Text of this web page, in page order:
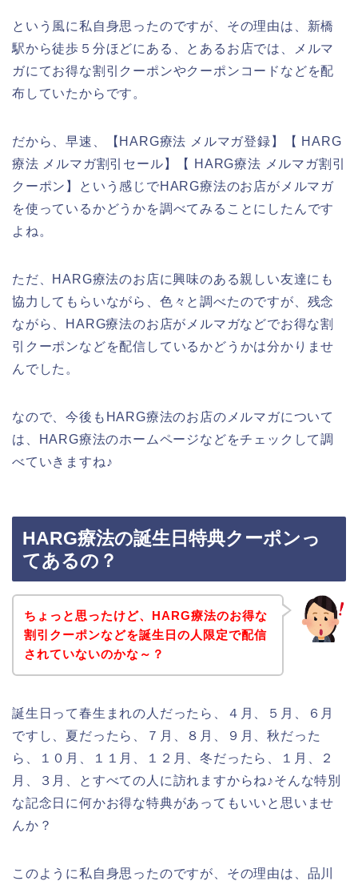
という風に私自身思ったのですが、その理由は、新橋
駅から徒歩５分ほどにある、とあるお店では、メルマ
ガにてお得な割引クーポンやクーポンコードなどを配
布していたからです。
だから、早速、【HARG療法 メルマガ登録】【 HARG
療法 メルマガ割引セール】【 HARG療法 メルマガ割引
クーポン】という感じでHARG療法のお店がメルマガ
を使っているかどうかを調べてみることにしたんです
よね。
ただ、HARG療法のお店に興味のある親しい友達にも
協力してもらいながら、色々と調べたのですが、残念
ながら、HARG療法のお店がメルマガなどでお得な割
引クーポンなどを配信しているかどうかは分かりませ
んでした。
なので、今後もHARG療法のお店のメルマガについて
は、HARG療法のホームページなどをチェックして調
べていきますね♪
HARG療法の誕生日特典クーポンっ
てあるの？
ちょっと思ったけど、HARG療法のお得な
割引クーポンなどを誕生日の人限定で配信
されていないのかな～？
誕生日って春生まれの人だったら、４月、５月、６月
ですし、夏だったら、７月、８月、９月、秋だった
ら、１０月、１１月、１２月、冬だったら、１月、２
月、３月、とすべての人に訪れますからね♪そんな特別
な記念日に何かお得な特典があってもいいと思いませ
んか？
このように私自身思ったのですが、その理由は、品川